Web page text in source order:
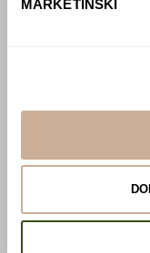
MARKETINŠKI
National